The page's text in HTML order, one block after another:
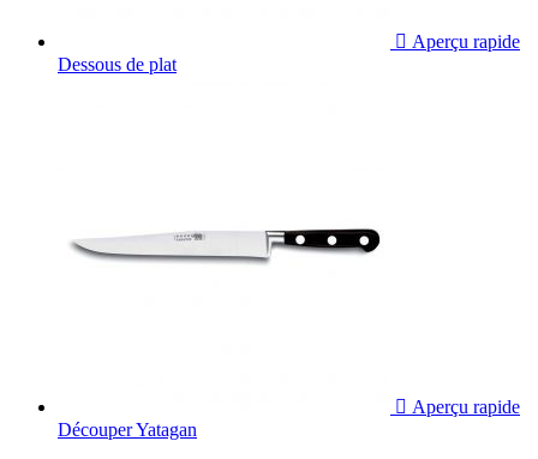
 Aperçu rapide
Dessous de plat
 Aperçu rapide
Découper Yatagan